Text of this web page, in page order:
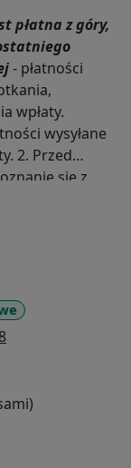
płatna z góry,
- płatności
wpłaty.
wysyłane
2. Przed
się z
adresem
wizytę oznacza
w
ograniczona
online jest
z mojej
do
3362, w
Osoby